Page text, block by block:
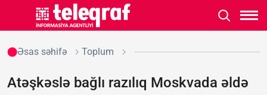
Əsas səhifə Toplum
Atəşkəslə bağlı razılıq Moskvada əldə